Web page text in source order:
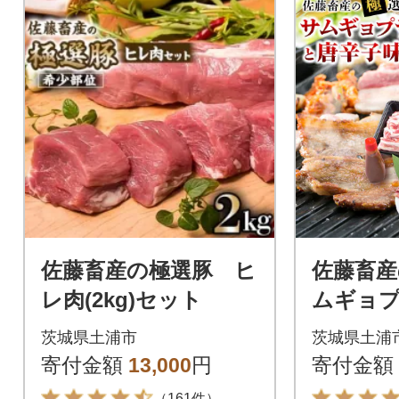
佐藤畜産の極選豚 ヒ
レ肉(2kg)セット
茨城県土浦市
寄付金額 13,000円
佐藤畜
ムギョ
肉2kgと
ット
茨城県土浦
寄付金額